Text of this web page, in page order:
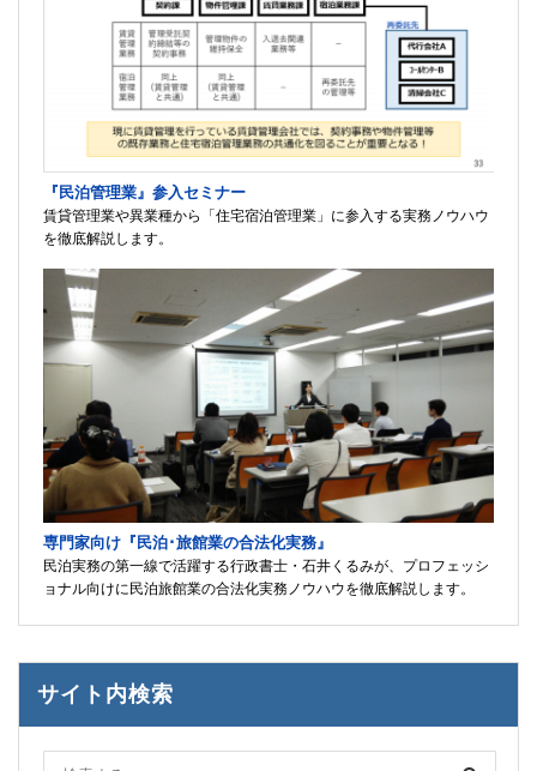
『民泊管理業』参入セミナー
賃貸管理業や異業種から「住宅宿泊管理業」に参入する実務ノウハウ
を徹底解説します。
専門家向け『民泊･旅館業の合法化実務』
民泊実務の第一線で活躍する行政書士・石井くるみが、プロフェッシ
ョナル向けに民泊旅館業の合法化実務ノウハウを徹底解説します。
サイト内検索